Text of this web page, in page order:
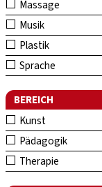
Massage
Musik
Plastik
Sprache
BEREICH
Kunst
Pädagogik
Therapie